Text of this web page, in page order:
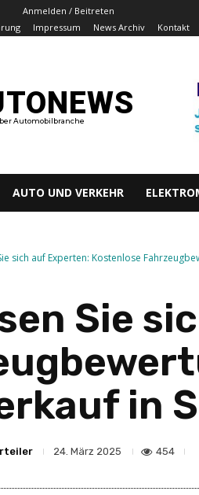
Anmelden / Beitreten
Impressum News Archiv Kontakt
Automobilbranche
AUTO UND VERKEHR
sich auf Experten: Kostenlose
Sie
in
24. März 2025 454